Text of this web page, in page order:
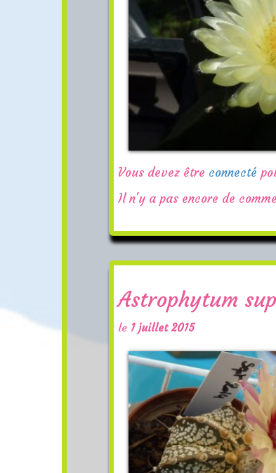
Vous devez être connecté
Il n'y a pas encore de
Astrophytum
le 1 juillet 2015